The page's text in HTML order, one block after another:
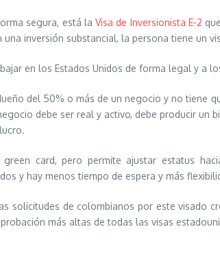
segura, está la Visa de Inversionista E-2
una inversión substancial, la persona tiene un
en los Estados Unidos de forma legal y a
del 50% o más de un negocio y no
debe ser real y activo, debe producir
card, pero permite ajustar estatus
y hay menos tiempo de espera y más
solicitudes de colombianos por este visado
más altas de todas las visas